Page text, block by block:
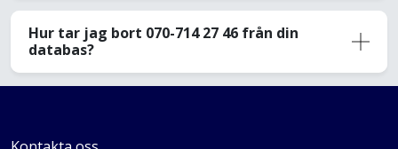
Hur tar jag bort 070-714 27 46 från din
databas?